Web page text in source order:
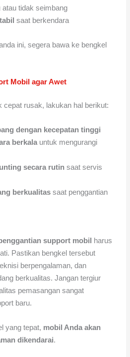
atau tidak seimbang
saat berkendara
ini, segera bawa ke bengkel
Mobil agar Awet
cepat rusak, lakukan hal berikut:
dengan kecepatan tinggi
berkalauntuk mengurangi
secara rutin saat servis
berkualitas saat penggantian
support mobil harus
Pastikan bengkel tersebut
berpengalaman, dan
berkualitas. Jangan tergiur
pemasangan sangat
baru.
yang tepat, mobil Anda akan
dikendarai.